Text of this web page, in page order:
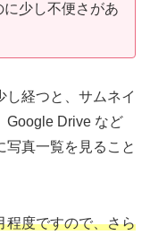
少し不便さがあ
し経つと、サムネイ
Google Drive など
写真一覧を見ること
程度ですので、さら